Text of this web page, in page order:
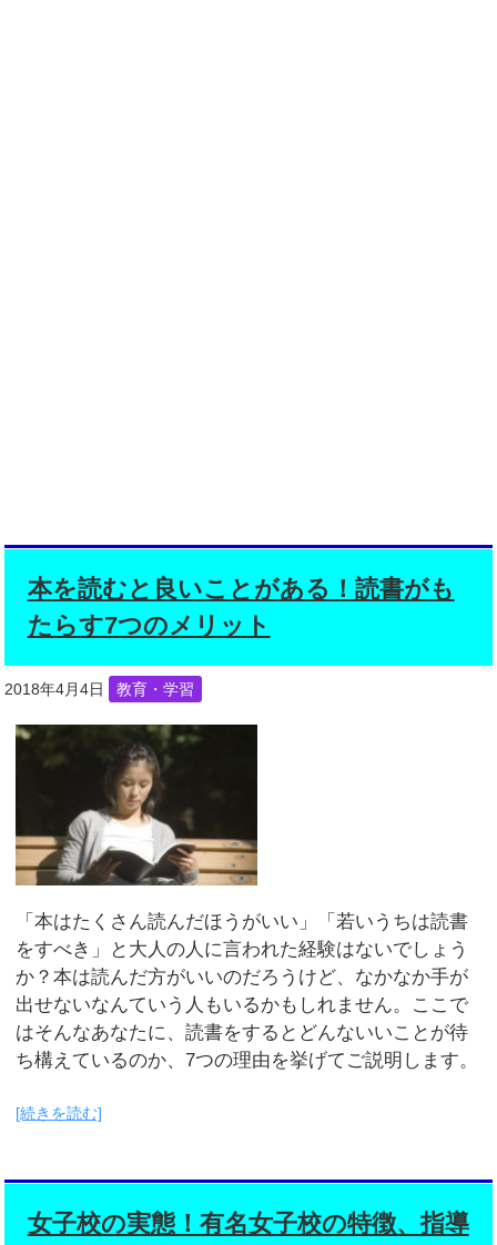
本を読むと良いことがある！読書がも
たらす7つのメリット
2018年4月4日 教育・学習
「本はたくさん読んだほうがいい」「若いうちは読書
をすべき」と大人の人に言われた経験はないでしょう
か？本は読んだ方がいいのだろうけど、なかなか手が
出せないなんていう人もいるかもしれません。ここで
はそんなあなたに、読書をするとどんないいことが待
ち構えているのか、7つの理由を挙げてご説明します。
[続きを読む]
女子校の実態！有名女子校の特徴、指導